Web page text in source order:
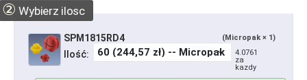
② Wybierz ilosc
SPM1815RD4 (Micropak × 1)
Ilość:
4.0761
za
kazdy